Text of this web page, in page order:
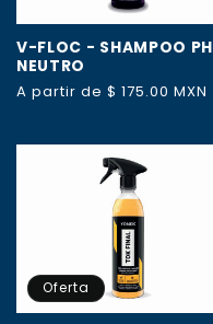
n
:
V-FLOC - SHAMPOO PH
NEUTRO
Precio
A partir de $ 175.00 MXN
Oferta